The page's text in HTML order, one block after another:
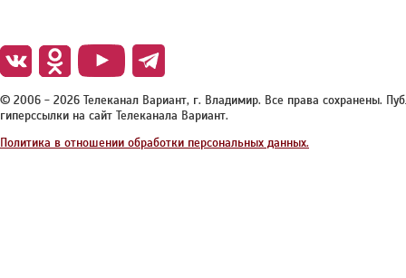
© 2006 - 2026 Телеканал Вариант, г. Владимир. Все права сохранены.
гиперссылки на сайт Телеканала Вариант.
Политика в отношении обработки персональных данных.